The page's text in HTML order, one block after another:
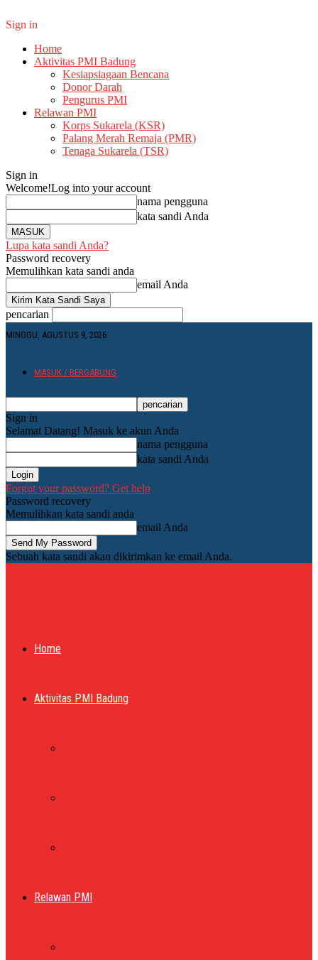
Sign in
Home
Aktivitas PMI Badung
Kesiapsiagaan Bencana
Donor Darah
Pengurus PMI
Relawan PMI
Korps Sukarela (KSR)
Palang Merah Remaja (PMR)
Tenaga Sukarela (TSR)
Sign in
Welcome!Log into your account
nama pengguna
kata sandi Anda
Lupa kata sandi Anda?
Password recovery
Memulihkan kata sandi anda
email Anda
pencarian
MINGGU, AGUSTUS 9, 2026
MASUK / BERGABUNG
Sign in
Selamat Datang! Masuk ke akun Anda
nama pengguna
kata sandi Anda
Forgot your password? Get help
Password recovery
Memulihkan kata sandi anda
email Anda
Sebuah kata sandi akan dikirimkan ke email Anda.
Home
Aktivitas PMI Badung
Relawan PMI